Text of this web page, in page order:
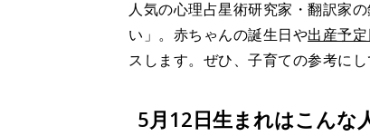
人気の心理占星術研究家・翻訳家
い」。赤ちゃんの誕生日や出産予定
スします。ぜひ、子育ての参考にし
5月12日生まれはこんな